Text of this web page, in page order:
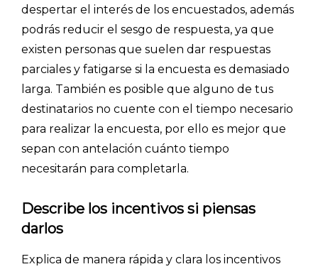
despertar el interés de los encuestados, además
podrás reducir el sesgo de respuesta, ya que
existen personas que suelen dar respuestas
parciales y fatigarse si la encuesta es demasiado
larga. También es posible que alguno de tus
destinatarios no cuente con el tiempo necesario
para realizar la encuesta, por ello es mejor que
sepan con antelación cuánto tiempo
necesitarán para completarla.
Describe los incentivos si piensas
darlos
Explica de manera rápida y clara los incentivos